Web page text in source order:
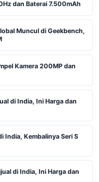
dan Baterai 7.500mAh
Muncul di Geekbench,
Kamera 200MP dan
di India, Ini Harga dan
India, Kembalinya Seri S
di India, Ini Harga dan